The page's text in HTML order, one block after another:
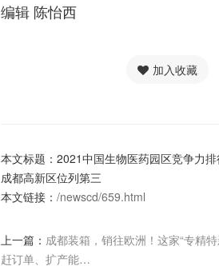
编辑 陈怡西
加入收藏
本文标题：2021中国生物医药园区竞争力
成都高新区位列第三
本文链接： /newscd/659.html
上一篇： 成都装箱，销往欧洲！这家“专精
赶订单、扩产能…